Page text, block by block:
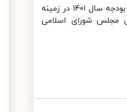
در این جلسه همچنین نحوه اجرای برخی بندهای تبصره‌های یک و ۱۴ قانون بودجه سال ۱۴٠۱ در زمینه
شورای اسلامی